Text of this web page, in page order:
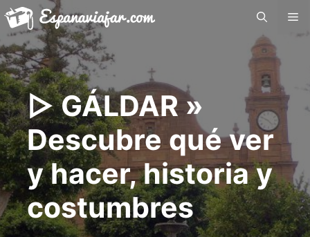
Saltar
al
contenido
▷ GÁLDAR »
Descubre qué ver
y hacer, historia y
costumbres